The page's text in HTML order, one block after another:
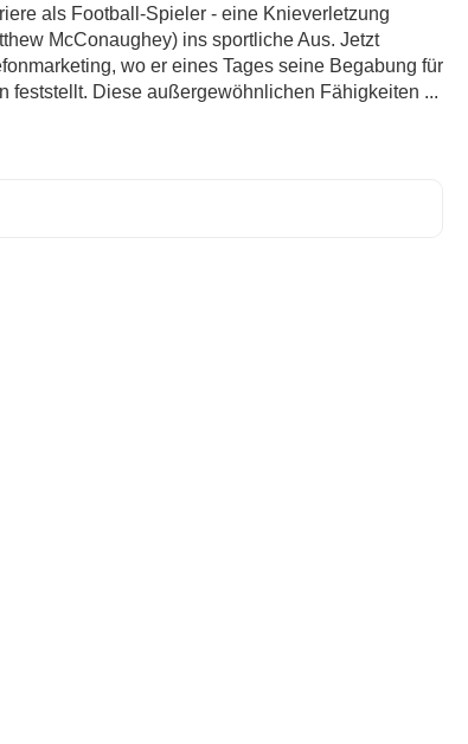
als Football-Spieler - eine Knieverletzung
McConaughey) ins sportliche Aus. Jetzt
wo er eines Tages seine Begabung für
feststellt. Diese außergewöhnlichen Fähigkeiten ...